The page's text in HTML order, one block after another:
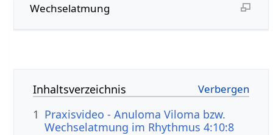
Wechselatmung
Inhaltsverzeichnis
1 Praxisvideo - Anuloma Viloma bzw.
Wechselatmung im Rhythmus 4:10:8